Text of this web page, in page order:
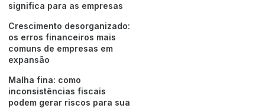
significa para as empresas
Crescimento desorganizado:
os erros financeiros mais
comuns de empresas em
expansão
Malha fina: como
inconsistências fiscais
podem gerar riscos para sua